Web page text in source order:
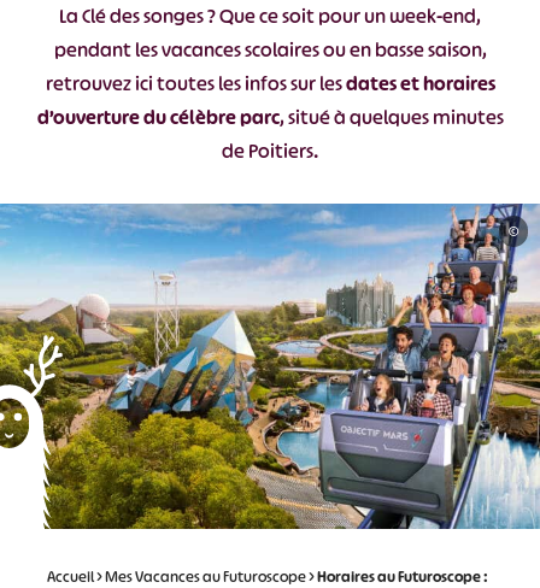
La Clé des songes ? Que ce soit pour un week-end,
pendant les vacances scolaires ou en basse saison,
retrouvez ici toutes les infos sur lesdates et horaires
d’ouverture du célèbre parc, situé à quelques minutes
de Poitiers.
©
Accueil>Mes Vacances au Futuroscope>Horaires au Futuroscope :